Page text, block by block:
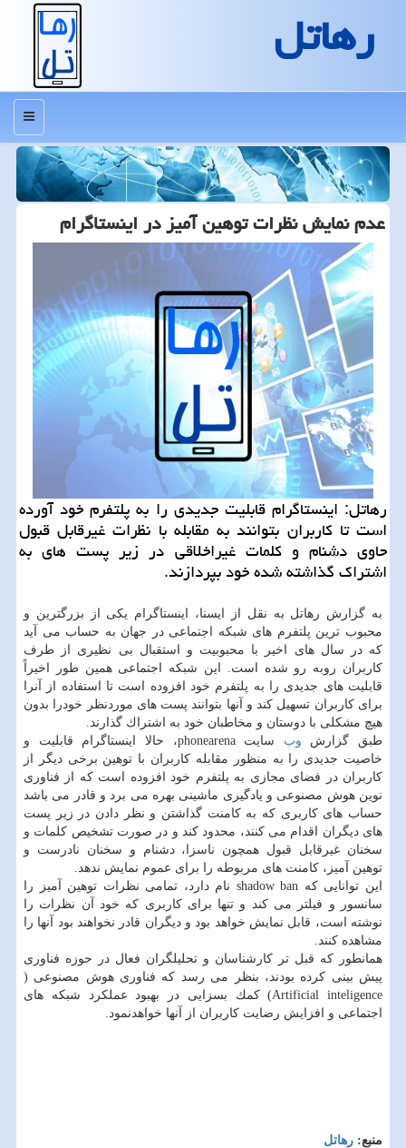
رهاتل
منو
عدم نمایش نظرات توهین آمیز در اینستاگرام
رهاتل: اینستاگرام قابلیت جدیدی را به پلتفرم خود آورده
است تا كاربران بتوانند به مقابله با نظرات غیرقابل قبول
حاوی دشنام و كلمات غیراخلاقی در زیر پست های به
اشتراك گذاشته شده خود بپردازند.
به گزارش رهاتل به نقل از ایسنا، اینستاگرام یكی از بزرگترین و
محبوب ترین پلتفرم های شبكه اجتماعی در جهان به حساب می آید
كه در سال های اخیر با محبوبیت و استقبال بی نظیری از طرف
كاربران روبه رو شده است. این شبكه اجتماعی همین طور اخیراً
قابلیت های جدیدی را به پلتفرم خود افزوده است تا استفاده از آنرا
برای كاربران تسهیل كند و آنها بتوانند پست های موردنظر خودرا بدون
هیچ مشكلی با دوستان و مخاطبان خود به اشتراك گذارند.
طبق گزارش وب
سایت phonearena، حالا اینستاگرام قابلیت و
خاصیت جدیدی را به منظور مقابله كاربران با توهین برخی دیگر از
كاربران در فضای مجازی به پلتفرم خود افزوده است كه از فناوری
نوین هوش مصنوعی و یادگیری ماشینی بهره می برد و قادر می باشد
حساب های كاربری كه به كامنت گذاشتن و نظر دادن در زیر پست
های دیگران اقدام می كنند، محدود كند و در صورت تشخیص كلمات و
سخنان غیرقابل قبول همچون ناسزا، دشنام و سخنان نادرست و
توهین آمیز، كامنت های مربوطه را برای عموم نمایش ندهد.
این توانایی كه shadow ban نام دارد، تمامی نظرات توهین آمیز را
سانسور و فیلتر می كند و تنها برای كاربری كه خود آن نظرات را
نوشته است، قابل نمایش خواهد بود و دیگران قادر نخواهند بود آنها را
مشاهده كنند.
همانطور كه قبل تر كارشناسان و تحلیلگران فعال در حوزه فناوری
پیش بینی كرده بودند، بنظر می رسد كه فناوری هوش مصنوعی (
Artificial inteligence) كمك بسزایی در بهبود عملكرد شبكه های
اجتماعی و افزایش رضایت كاربران از آنها خواهدنمود.
منبع: رهاتل